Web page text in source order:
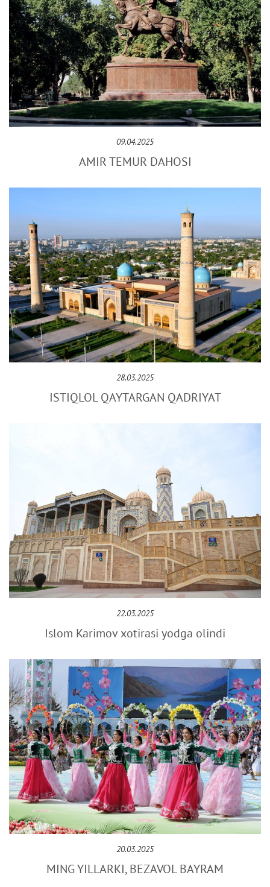
09.04.2025
AMIR TЕMUR DAHOSI
28.03.2025
ISTIQLOL QAYTARGAN QADRIYAT
22.03.2025
Islom Karimov xotirasi yodga olindi
20.03.2025
MING YILLARKI, BЕZAVOL BAYRAM